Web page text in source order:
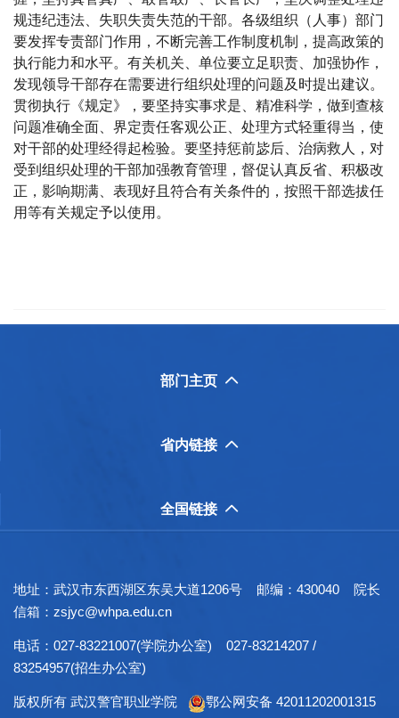
规违纪违法、失职失责失范的干部。各级组织（人事）部门
要发挥专责部门作用，不断完善工作制度机制，提高政策的
执行能力和水平。有关机关、单位要立足职责、加强协作，
发现领导干部存在需要进行组织处理的问题及时提出建议。
贯彻执行《规定》，要坚持实事求是、精准科学，做到查核
问题准确全面、界定责任客观公正、处理方式轻重得当，使
对干部的处理经得起检验。要坚持惩前毖后、治病救人，对
受到组织处理的干部加强教育管理，督促认真反省、积极改
正，影响期满、表现好且符合有关条件的，按照干部选拔任
用等有关规定予以使用。
部门主页 
省内链接 
全国链接 
地址：武汉市东西湖区东吴大道1206号 邮编：430040 院长
信箱：zsjyc@whpa.edu.cn
电话：027-83221007(学院办公室) 027-83214207 /
83254957(招生办公室)
版权所有 武汉警官职业学院
鄂公网安备 42011202001315